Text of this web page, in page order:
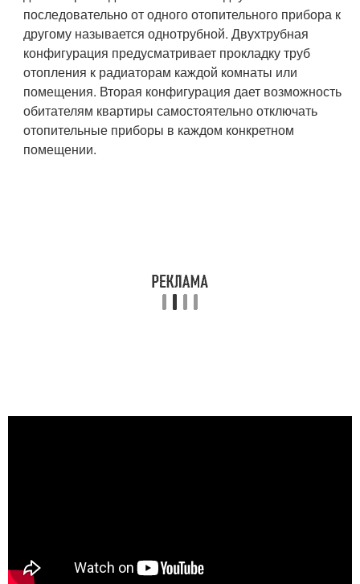
последовательно от одного отопительного прибора к
другому называется однотрубной. Двухтрубная
конфигурация предусматривает прокладку труб
отопления к радиаторам каждой комнаты или
помещения. Вторая конфигурация дает возможность
обитателям квартиры самостоятельно отключать
отопительные приборы в каждом конкретном
помещении.